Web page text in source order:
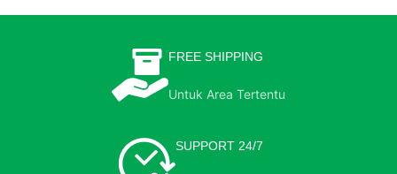
FREE SHIPPING
Untuk Area Tertentu
SUPPORT 24/7